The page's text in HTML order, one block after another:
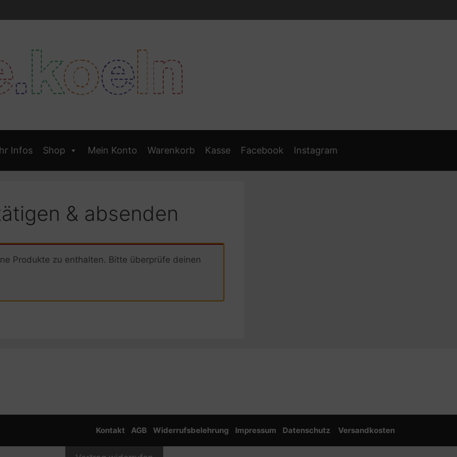
Infos Shop Mein Konto Warenkorb Kasse Facebook Instagram
& absenden
Produkte zu enthalten. Bitte überprüfe deinen
Kontakt AGB Widerrufsbelehrung Impressum Datenschutz Versandkosten